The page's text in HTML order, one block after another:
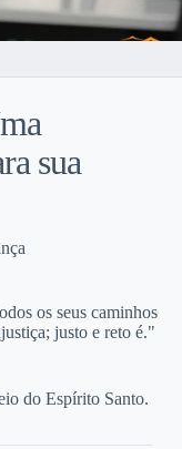
sua
os seus caminhos
justo e reto é."
do Espírito Santo.